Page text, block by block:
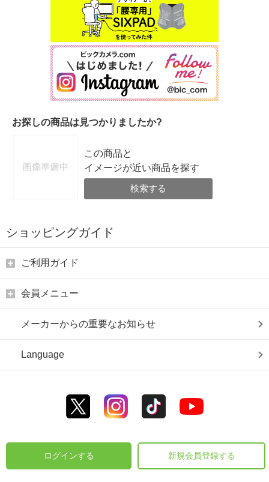
お探しの商品は見つかりましたか?
この商品と
イメージが近い商品を探す
検索する
ショッピングガイド
ご利用ガイド
会員メニュー
メーカーからの重要なお知らせ
Language
ログインする 新規会員登録する